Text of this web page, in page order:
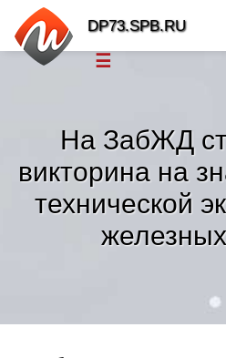
На ЗабЖД
викторина на
технической
DP73.SPB.RU
☰
Тренды новостей»
Рубрики»